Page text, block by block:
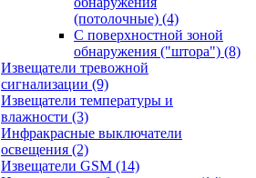
(потолочные) (4)
С поверхностной зоной
обнаружения ("штора") (8)
Извещатели тревожной
сигнализации (9)
Извещатели температуры и
влажности (3)
Инфракрасные выключатели
освещения (2)
Извещатели GSM (14)